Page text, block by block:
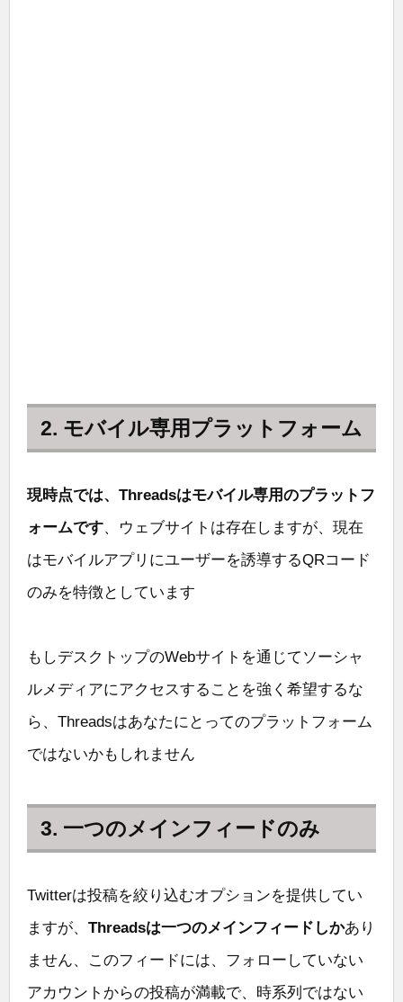
2. モバイル専用プラットフォーム
現時点では、Threadsはモバイル専用のプラットフ
ォームです、ウェブサイトは存在しますが、現在
はモバイルアプリにユーザーを誘導するQRコード
のみを特徴としています
もしデスクトップのWebサイトを通じてソーシャ
ルメディアにアクセスすることを強く希望するな
ら、Threadsはあなたにとってのプラットフォーム
ではないかもしれません
3. 一つのメインフィードのみ
Twitterは投稿を絞り込むオプションを提供してい
ますが、 Threadsは一つのメインフィードしかあり
ません、このフィードには、フォローしていない
アカウントからの投稿が満載で、時系列ではない